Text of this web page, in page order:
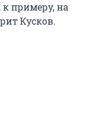
примеру, на
Кусков.